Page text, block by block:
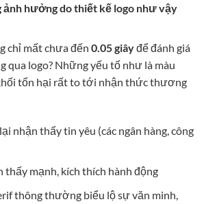
ảnh hưởng do thiết kế logo như vậy
chỉ mất chưa đến 0.05 giâyđể đánh giá
qua logo? Những yếu tố như là màu
tổn hại rất to tới nhận thức thương
nhận thấy tin yêu (các ngân hàng, công
thấy mạnh, kích thích hành động
thông thường biểu lộ sự văn minh,